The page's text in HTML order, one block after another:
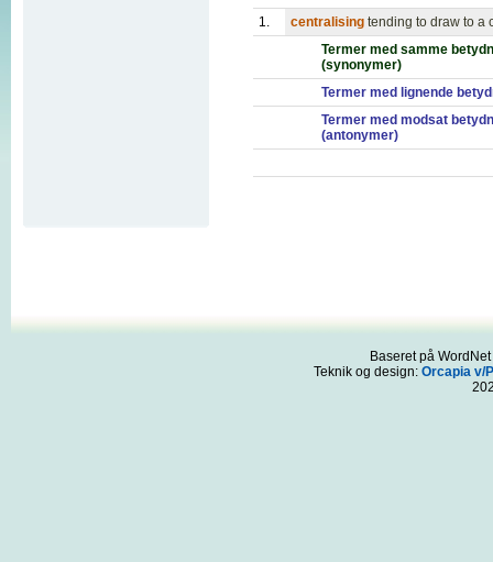
1. centralising tending to draw to a
Termer med samme
(synonymer)
Termer med lignende
Termer med modsat
(antonymer)
Baseret på
Teknik og design: Orcapia v/